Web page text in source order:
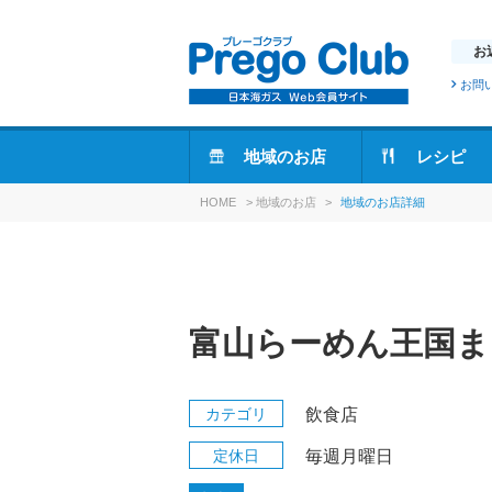
お
お問
地域のお店 レシピ
HOME > 地域のお店 > 地域のお店詳細
富山らーめん王国
カテゴリ 飲食店
定休日 毎週月曜日